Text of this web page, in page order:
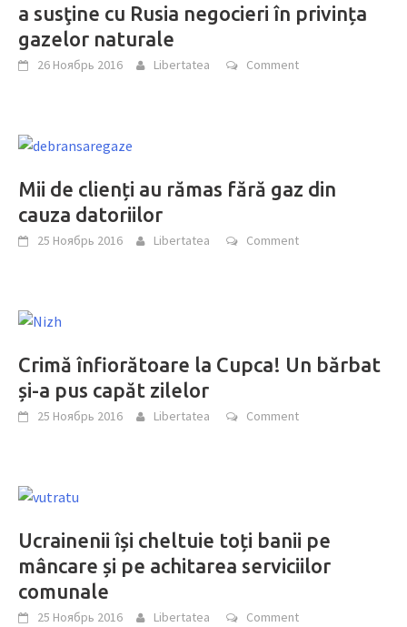
a susţine cu Rusia negocieri în privința
gazelor naturale
26 Ноябрь 2016 Libertatea Comment
Mii de clienți au rămas fără gaz din
cauza datoriilor
25 Ноябрь 2016 Libertatea Comment
Crimă înfiorătoare la Cupca! Un bărbat
și-a pus capăt zilelor
25 Ноябрь 2016 Libertatea Comment
Ucrainenii își cheltuie toți banii pe
mâncare și pe achitarea serviciilor
comunale
25 Ноябрь 2016 Libertatea Comment